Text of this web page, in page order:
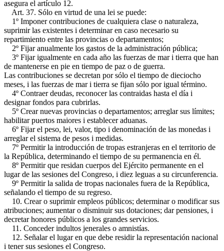
asegura el artículo 12.
Art. 37. Sólo en virtud de una lei se puede:
1º Imponer contribuciones de cualquiera clase o naturaleza,
suprimir las existentes i determinar en caso necesario su
repartimiento entre las provincias o departamentos;
2º Fijar anualmente los gastos de la administración pública;
3º Fijar igualmente en cada año las fuerzas de mar i tierra que han
de mantenerse en pie en tiempo de paz o de guerra.
Las contribuciones se decretan por sólo el tiempo de dieciocho
meses, i las fuerzas de mar i tierra se fijan sólo por igual término.
4º Contraer deudas, reconocer las contraidas hasta el día i
designar fondos para cubrirlas.
5º Crear nuevas provincias o departamentos; arreglar sus límites;
habilitar puertos maiores i establecer aduanas.
6º Fijar el peso, lei, valor, tipo i denominación de las monedas i
arreglar el sistema de pesos i medidas.
7º Permitir la introducción de tropas estranjeras en el territorio de
la República, determinando el tiempo de su permanencia en él.
8º Permitir que residan cuerpos del Ejército permanente en el
lugar de las sesiones del Congreso, i diez leguas a su circunferencia.
9º Permitir la salida de tropas nacionales fuera de la República,
señalando el tiempo de su regreso.
10. Crear o suprimir empleos públicos; determinar o modificar sus
atribuciones; aumentar o disminuir sus dotaciones; dar pensiones, i
decretar honores públicos a los grandes servicios.
11. Conceder indultos jenerales o amnistías.
12. Señalar el lugar en que debe residir la representación nacional
i tener sus sesiones el Congreso.